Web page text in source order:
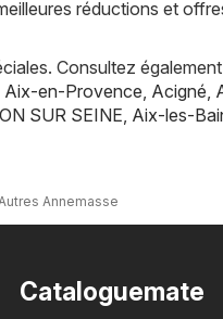
réductions et
Consultez
Aix-en-Provence Acigné
SUR SEINE Aix-les-
Autres Annemasse
Cataloguemate